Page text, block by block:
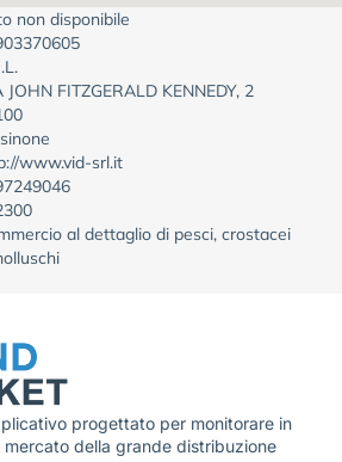
non disponibile
JOHN FITZGERALD KENNEDY, 2
www.vid-srl.it
al dettaglio di pesci, crostacei
progettato per monitorare in
mercato della grande distribuzione